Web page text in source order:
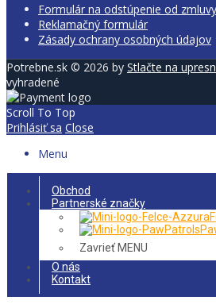
Formulár na odstúpenie od zmluvy
Reklamačný formulár
Zásady ochrany osobných údajov
Potrebne.sk © 2026 by Stlačte na
vyhradené
Scroll To Top
Prihlásiť sa Close
Menu
Obchod
Partnerské značky
Zavrieť MENU
O nás
Kontakt